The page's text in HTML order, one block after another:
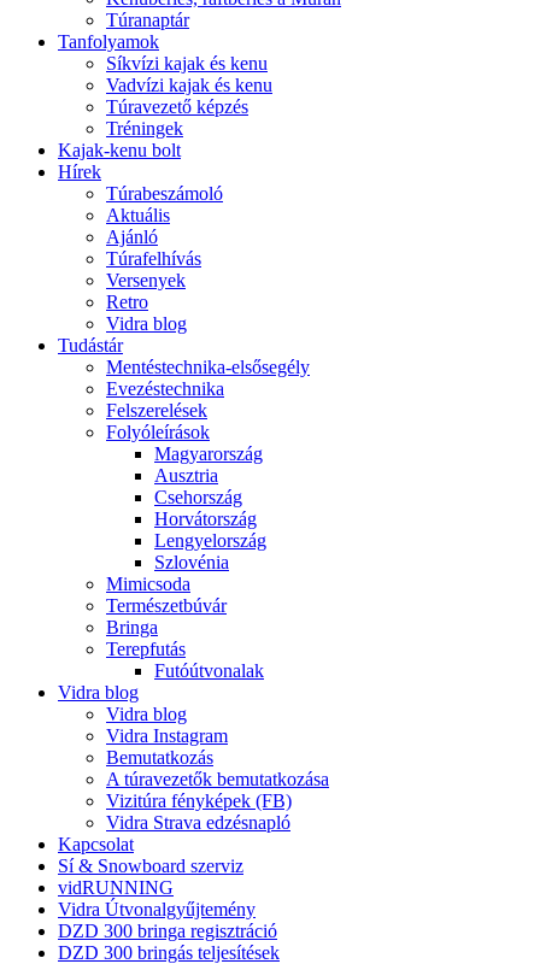
Túranaptár
Tanfolyamok
Síkvízi kajak és kenu
Vadvízi kajak és kenu
Túravezető képzés
Tréningek
Kajak-kenu bolt
Hírek
Túrabeszámoló
Aktuális
Ajánló
Túrafelhívás
Versenyek
Retro
Vidra blog
Tudástár
Mentéstechnika-elsősegély
Evezéstechnika
Felszerelések
Folyóleírások
Magyarország
Ausztria
Csehország
Horvátország
Lengyelország
Szlovénia
Mimicsoda
Természetbúvár
Bringa
Terepfutás
Futóútvonalak
Vidra blog
Vidra blog
Vidra Instagram
Bemutatkozás
A túravezetők bemutatkozása
Vizitúra fényképek (FB)
Vidra Strava edzésnapló
Kapcsolat
Sí & Snowboard szerviz
vidRUNNING
Vidra Útvonalgyűjtemény
DZD 300 bringa regisztráció
DZD 300 bringás teljesítések